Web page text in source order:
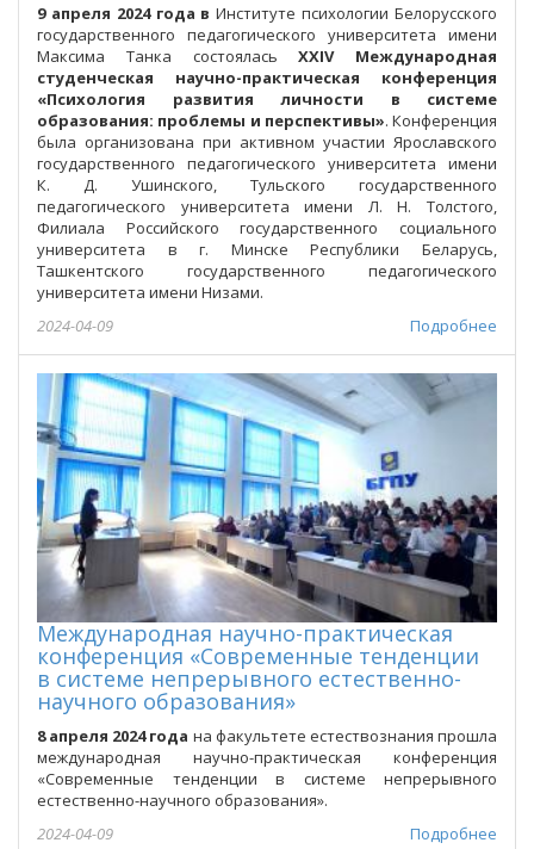
9 апреля 2024 года вИнституте психологии Белорусского
государственного педагогического университета имени
Максима Танка состоялась XXIVМеждународная
студенческая научно-практическая конференция
«Психология развития личности в системе
образования: проблемы и перспективы». Конференция
была организована при активном участии Ярославского
государственного педагогического университета имени
К. Д. Ушинского, Тульского государственного
педагогического университета имени Л. Н. Толстого,
Филиала Российского государственного социального
университета в г. Минске Республики Беларусь,
Ташкентского государственного педагогического
университета имени Низами.
Подробнее
2024-04-09
Международная научно-практическая
конференция «Современные тенденции
в системе непрерывного естественно-
научного образования»
8 апреля 2024 года на факультете естествознания прошла
международная научно-практическая конференция
«Современные тенденции в системе непрерывного
естественно-научного образования».
Подробнее
2024-04-09